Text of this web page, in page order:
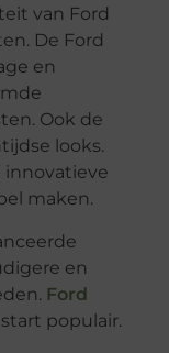
van Ford
De Ford
en
Ook de
looks.
innovatieve
maken.
en
Ford
populair.